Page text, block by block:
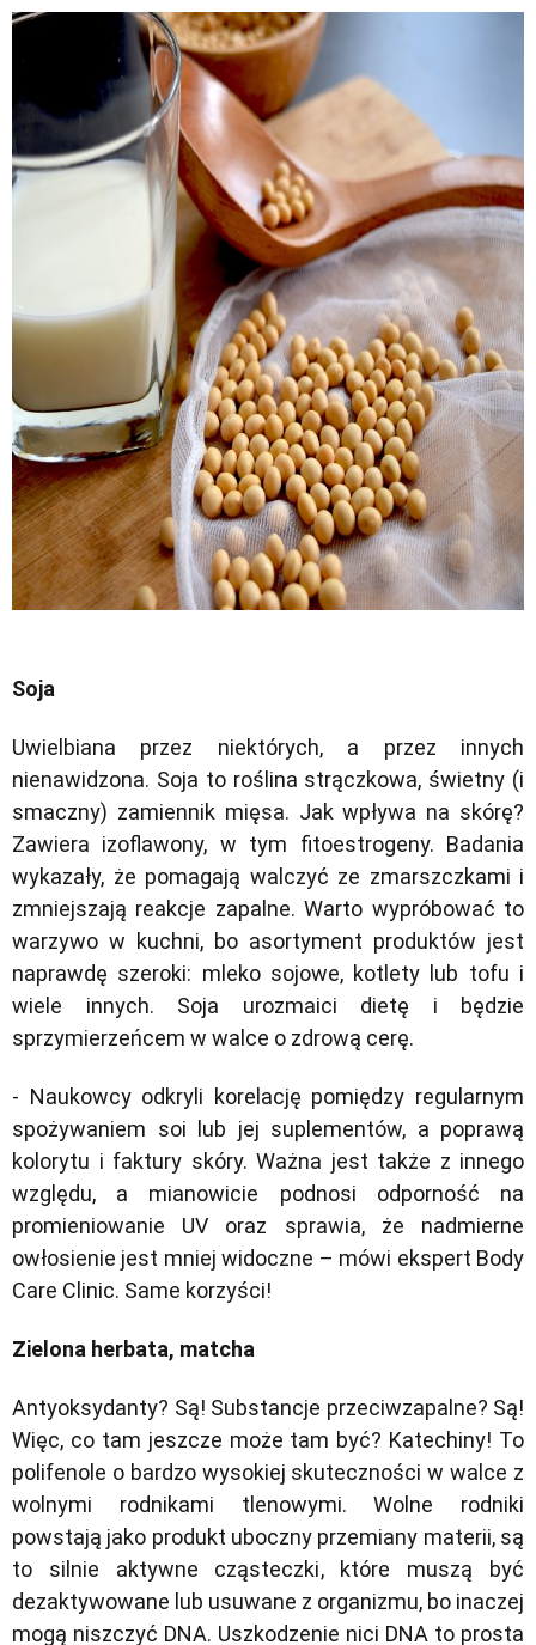
Soja
Uwielbiana przez niektórych, a przez innych
nienawidzona. Soja to roślina strączkowa, świetny (i
smaczny) zamiennik mięsa. Jak wpływa na skórę?
Zawiera izoflawony, w tym fitoestrogeny. Badania
wykazały, że pomagają walczyć ze zmarszczkami i
zmniejszają reakcje zapalne. Warto wypróbować to
warzywo w kuchni, bo asortyment produktów jest
naprawdę szeroki: mleko sojowe, kotlety lub tofu i
wiele innych. Soja urozmaici dietę i będzie
sprzymierzeńcem w walce o zdrową cerę.
- Naukowcy odkryli korelację pomiędzy regularnym
spożywaniem soi lub jej suplementów, a poprawą
kolorytu i faktury skóry. Ważna jest także z innego
względu, a mianowicie podnosi odporność na
promieniowanie UV oraz sprawia, że nadmierne
owłosienie jest mniej widoczne – mówi ekspert Body
Care Clinic. Same korzyści!
Zielona herbata, matcha
Antyoksydanty? Są! Substancje przeciwzapalne? Są!
Więc, co tam jeszcze może tam być? Katechiny! To
polifenole o bardzo wysokiej skuteczności w walce z
wolnymi rodnikami tlenowymi. Wolne rodniki
powstają jako produkt uboczny przemiany materii, są
to silnie aktywne cząsteczki, które muszą być
dezaktywowane lub usuwane z organizmu, bo inaczej
mogą niszczyć DNA. Uszkodzenie nici DNA to prosta